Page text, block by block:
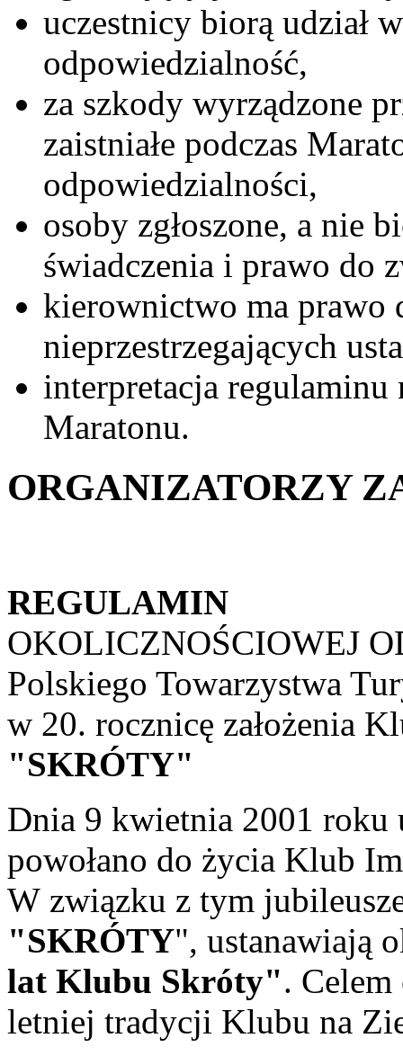
uczestnicy biorą udział
odpowiedzialność,
za szkody wyrządzone
zaistniałe podczas
odpowiedzialności,
osoby zgłoszone, a nie
świadczenia i prawo do
kierownictwo ma prawo
nieprzestrzegających
interpretacja
Maratonu.
ORGANIZATORZY
REGULAMIN
OKOLICZNOŚCIOWEJ
Polskiego Towarzystwa
w 20. rocznicę założenia
"SKRÓTY"
Dnia 9 kwietnia 2001 roku
powołano do życia Klub
W związku z tym
"SKRÓTY", ustanawiają
lat Klubu Skróty".
letniej tradycji Klubu na